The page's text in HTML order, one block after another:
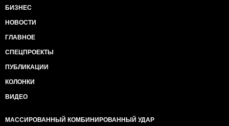
БИЗНЕС
НОВОСТИ
ГЛАВНОЕ
СПЕЦПРОЕКТЫ
ПУБЛИКАЦИИ
КОЛОНКИ
ВИДЕО
МАССИРОВАННЫЙ КОМБИНИРОВАННЫЙ УДАР